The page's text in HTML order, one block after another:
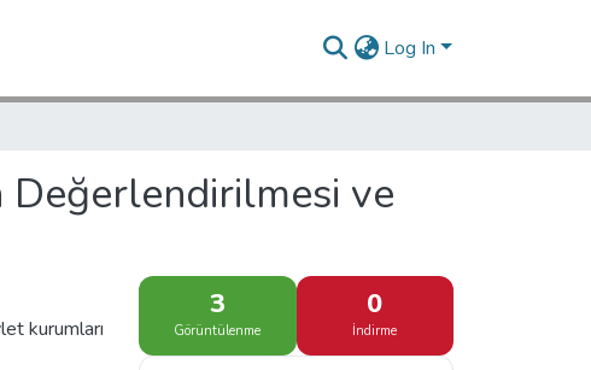
Log In
Değerlendirilmesi ve
kurumları
3
Görüntülenme
0
İndirme